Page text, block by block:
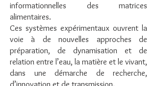
informationnelles des matrices
alimentaires.
Ces systèmes expérimentaux ouvrent la
voie à de nouvelles approches de
préparation, de dynamisation et de
relation entre l’eau, la matière et le vivant,
dans une démarche de recherche,
d’innovation et de transmission.